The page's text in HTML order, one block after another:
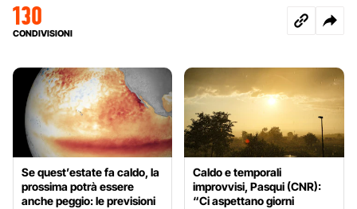
130
CONDIVISIONI
Se quest’estate fa caldo, la
prossima potrà essere
anche peggio: le previsioni
Caldo e temporali
improvvisi, Pasqui (CNR):
“Ci aspettano giorni